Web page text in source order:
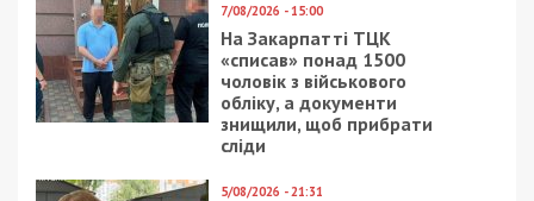
7/08/2026 - 15:00
На Закарпатті ТЦК
«списав» понад 1500
чоловік з військового
обліку, а документи
знищили, щоб прибрати
сліди
5/08/2026 - 21:31